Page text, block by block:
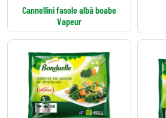
Cannellini fasole albă boabe
Vapeur